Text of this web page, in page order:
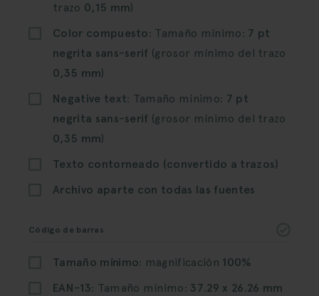
trazo 0,15 mm)
Color compuesto: Tamaño mínimo: 7 pt
negrita sans-serif (grosor mínimo del trazo
0,35 mm)
Negative text: Tamaño mínimo: 7 pt
negrita sans-serif (grosor mínimo del trazo
0,35 mm)
Texto contorneado (convertido a trazos)
Archivo aparte con todas las fuentes
Código de barras
Tamaño mínimo: magnificación 100%
EAN-13: Tamaño mínimo: 37.29 x 26.26 mm